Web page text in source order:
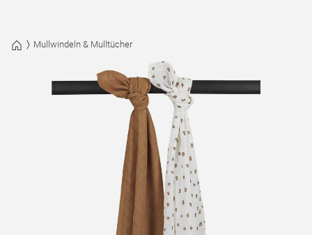
Mullwindeln & Mulltücher